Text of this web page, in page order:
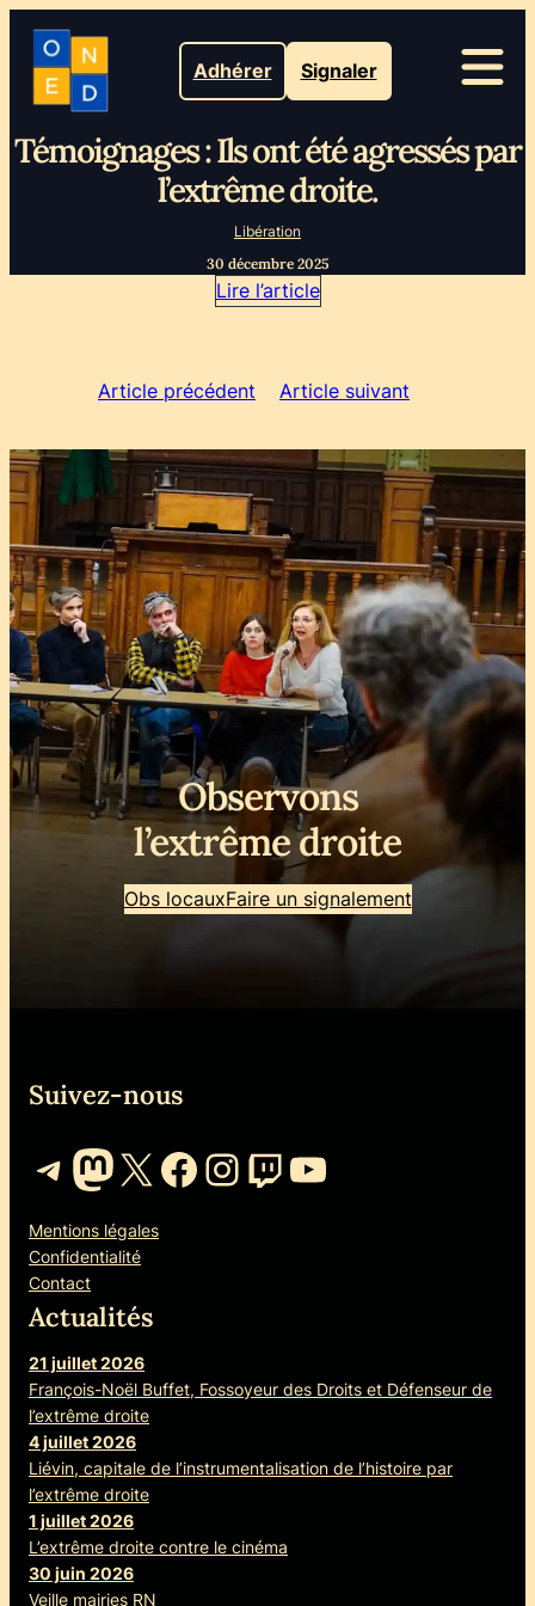
Adhérer Signaler
Témoignages : Ils ont été agressés par
l’extrême droite.
Libération
30 décembre 2025
Lire l’article
Article précédent Article suivant
Observons
l’extrême droite
Obs locauxFaire un signalement
Suivez-nous
Telegram
Mastodon
X Facebook
Instagram
Twitch
YouTube
Mentions légales
Confidentialité
Contact
Actualités
21 juillet 2026
François-Noël Buffet, Fossoyeur des Droits et Défenseur de
l’extrême droite
4 juillet 2026
Liévin, capitale de l’instrumentalisation de l’histoire par
l’extrême droite
1 juillet 2026
L’extrême droite contre le cinéma
30 juin 2026
Veille mairies RN